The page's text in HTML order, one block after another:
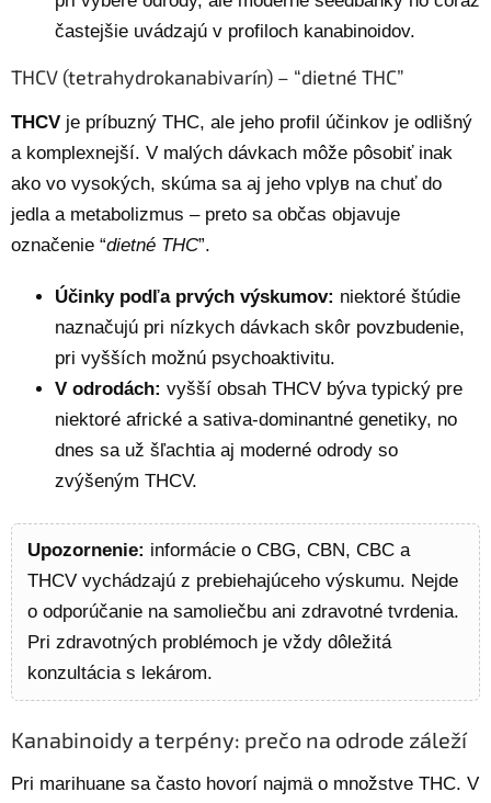
častejšie uvádzajú v profiloch kanabinoidov.
THCV (tetrahydrokanabivarín) – “dietné THC”
THCV je príbuzný THC, ale jeho profil účinkov je odlišný
a komplexnejší. V malých dávkach môže pôsobiť inak
ako vo vysokých, skúma sa aj jeho vplyв na chuť do
jedla a metabolizmus – preto sa občas objavuje
označenie “dietné THC”.
Účinky podľa prvých výskumov: niektoré štúdie
naznačujú pri nízkych dávkach skôr povzbudenie,
pri vyšších možnú psychoaktivitu.
V odrodách: vyšší obsah THCV býva typický pre
niektoré africké a sativa-dominantné genetiky, no
dnes sa už šľachtia aj moderné odrody so
zvýšeným THCV.
Upozornenie: informácie o CBG, CBN, CBC a
THCV vychádzajú z prebiehajúceho výskumu. Nejde
o odporúčanie na samoliečbu ani zdravotné tvrdenia.
Pri zdravotných problémoch je vždy dôležitá
konzultácia s lekárom.
Kanabinoidy a terpény: prečo na odrode záleží
Pri marihuane sa často hovorí najmä o množstve THC. V